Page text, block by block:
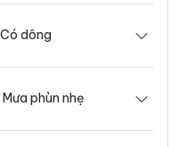
Có dông
Mưa phùn nhẹ